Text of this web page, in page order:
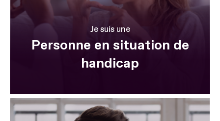
Je suis une
Personne en situation de
handicap